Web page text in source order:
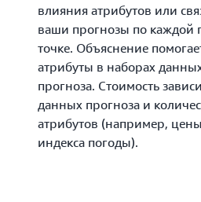
влияния атрибутов или
ваши прогнозы по каждой
точке. Объяснение
атрибуты в наборах
прогноза. Стоимость
данных прогноза и
атрибутов (например,
индекса погоды).